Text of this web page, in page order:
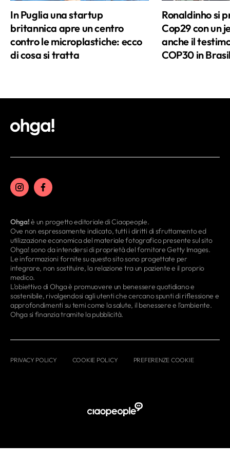
di apertura e opportunità, come quella di
diventare traduttore. Inoltre, sono le
chiavi che mi aiutano ad aprire quel
mondo che poi racconterò agli altri,
In Puglia una startup
britannica apre un centro
contro le microplastiche: ecco
di cosa si tratta
Ronaldinho si
Cop29 con un
anche il
COP30 in
Ohga!è un progetto editoriale di Ciaopeople.
Ove non espressamente indicato, tutti i diritti di sfruttamento ed
utilizzazione economica del materiale fotografico presente sul sito
Ohga! sono da intendersi di proprietà del fornitore Getty Images.
Le informazioni fornite su questo sito sono progettate per
integrare, non sostituire, la relazione tra un paziente e il proprio
medico.
L’obiettivo di Ohga è promuovere un benessere quotidiano e
sostenibile, rivolgendosi agli utenti che cercano spunti di riflessione e
approfondimenti su temi come la salute, il benessere e l’ambiente.
Ohga si finanzia tramite la pubblicità.
PRIVACY POLICY COOKIE POLICY PREFERENZE COOKIE